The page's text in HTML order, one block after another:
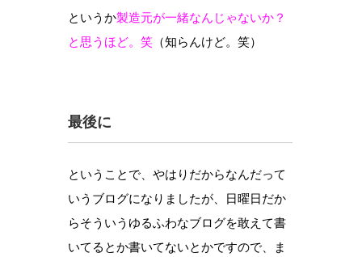
というか製造元が一緒なんじゃないか？
と思うほど。笑 （知らんけど。笑）
最後に
ということで、やはりだからなんだって
いうブログになりましたが、日曜日だか
らそういうゆるふわなブログを敢えて書
いてるとか書いてないとかですので、ま